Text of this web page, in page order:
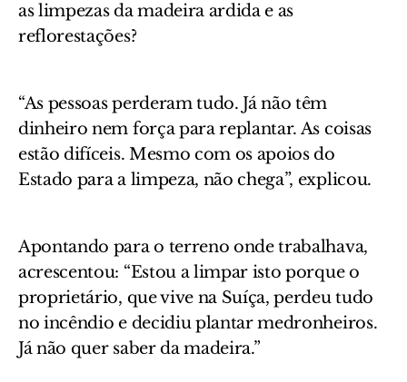
as limpezas da madeira ardida e as
reflorestações?
“As pessoas perderam tudo. Já não têm
dinheiro nem força para replantar. As coisas
estão difíceis. Mesmo com os apoios do
Estado para a limpeza, não chega”, explicou.
Apontando para o terreno onde trabalhava,
acrescentou: “Estou a limpar isto porque o
proprietário, que vive na Suíça, perdeu tudo
no incêndio e decidiu plantar medronheiros.
Já não quer saber da madeira.”